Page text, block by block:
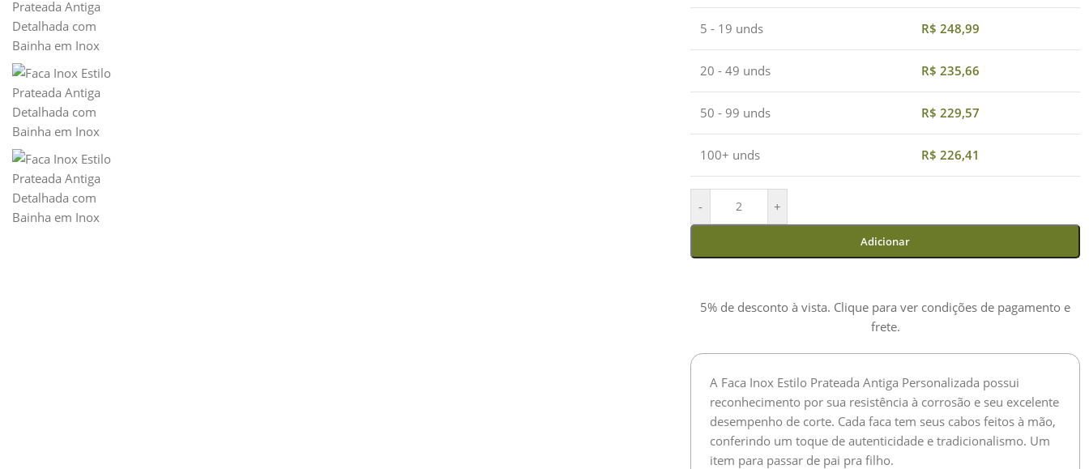
5 - 19 unds R$ 248,99
20 - 49 unds R$ 235,66
50 - 99 unds R$ 229,57
100+ unds R$ 226,41
- +
Adicionar
5% de desconto à vista. Clique para ver condições de pagamento e
frete.
A Faca Inox Estilo Prateada Antiga Personalizada possui
reconhecimento por sua resistência à corrosão e seu excelente
desempenho de corte. Cada faca tem seus cabos feitos à mão,
conferindo um toque de autenticidade e tradicionalismo. Um
item para passar de pai pra filho.